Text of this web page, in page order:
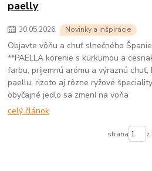
paelly
30.05.2026 Novinky a inšpirácie
Objavte vôňu a chuť slnečného
**PAELLA korenie s kurkumou a
farbu, príjemnú arómu a výraznú
paellu, rizoto aj rôzne ryžové
obyčajné jedlo sa zmení na voňa
celý článok
strana z